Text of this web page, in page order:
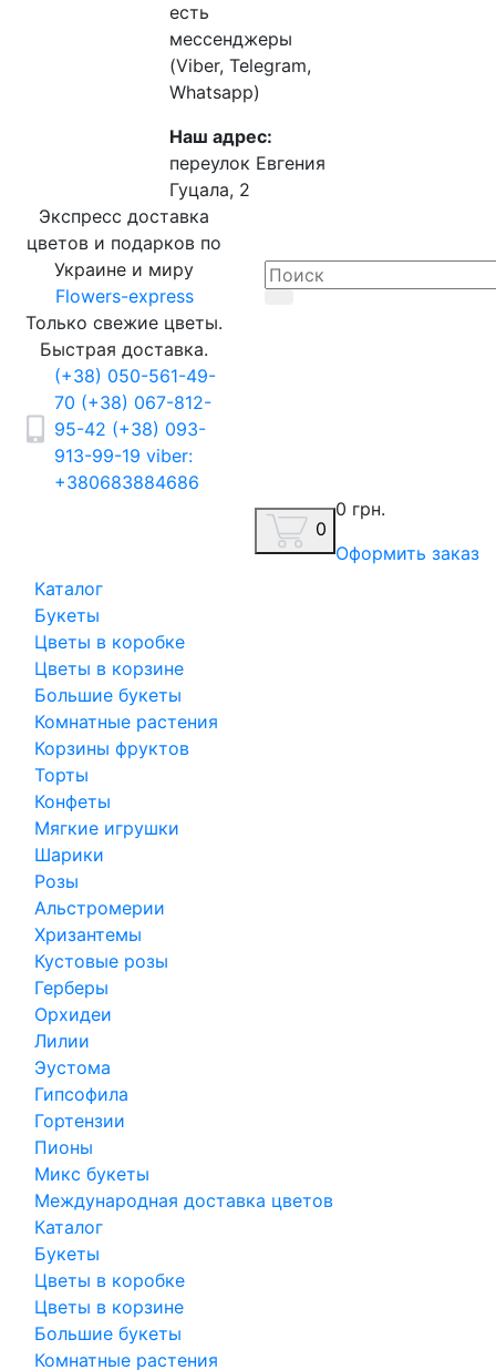
есть
мессенджеры
(Viber, Telegram,
Whatsapp)
Наш адрес:
переулок Евгения
Гуцала, 2
Экспресс доставка
цветов и подарков по
Украине и миру
Flowers-express
Только свежие цветы.
Быстрая доставка.
(+38) 050-561-49-
70 (+38) 067-812-
95-42 (+38) 093-
913-99-19 viber:
+380683884686
0
0 грн.
Оформить заказ
Каталог
Букеты
Цветы в коробке
Цветы в корзине
Большие букеты
Комнатные растения
Корзины фруктов
Торты
Конфеты
Мягкие игрушки
Шарики
Розы
Альстромерии
Хризантемы
Кустовые розы
Герберы
Орхидеи
Лилии
Эустома
Гипсофила
Гортензии
Пионы
Микс букеты
Международная доставка цветов
Каталог
Букеты
Цветы в коробке
Цветы в корзине
Большие букеты
Комнатные растения